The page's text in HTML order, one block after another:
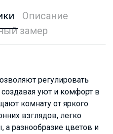
Описание
замер
регулировать
уют и комфорт в
комнату от яркого
взглядов, легко
а разнообразие цветов и